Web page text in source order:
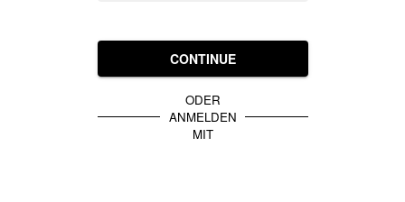
CONTINUE
ODER
ANMELDEN
MIT